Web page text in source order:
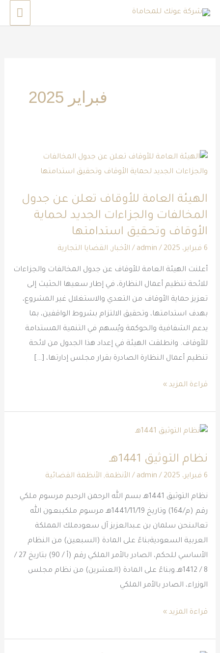
تخطي
فبراير 2025
الهيئة العامة للأوقاف تعلن عن جدول
المخالفات والجزاءات الجديد لحماية
الأوقاف وتحقيق استدامتها
6 فبراير، 2025 /
admin
/ الأخبار, القضايا التجارية
أعلنت الهيئة العامة للأوقاف عن جدول المخالفات والجزاءات
للائحة تنظيم أعمال النظارة، في إطار سعيها الحثيث إلى
تعزيز حماية الأوقاف من التعدي والاستغلال غير المشروع،
بهدف استدامتها، وتحقيق الالتزام بشروط الواقفين، بما
يدعم الشفافية والحوكمة ويُسهم في التنمية المستدامة
للأوقاف. وانطلقت الهيئة في إعداد هذا الجدول من لائحة
تنظيم أعمال النظارة الصادرة بقرار مجلس إدارتها، […]
الهيئة
العامة
تعلن
عن
جدول
المخالفات
الأوقاف
وتحقيق
استدامتها
قراءة المزيد »
نظام التوثيق 1441هـ
6 فبراير، 2025 /
admin
/ الأنظمة, الأنظمة القضائية
نظام التوثيق 1441هـ بسم الله الرحمن الرحيم مرسوم ملكي
رقم (م/164) وتاريخ 1441/11/19هـ مرسوم ملكيبعـون الله
تعالىنحن سلمان بن عـبدالعزيز آل سعودملك المملكة
العربية السعوديةبناءً على المادة (السبعين) من النظام
الأساسي للحكم، الصادر بالأمر الملكي رقم (أ / 90) بتاريخ 27 /
8 / 1412هـ.وبناءً على المادة (العشرين) من نظام مجلس
الوزراء، الصادر بالأمر الملكي
نظام
1441هـ
قراءة المزيد »